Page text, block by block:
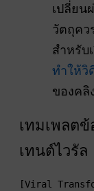
เปลี่ยน
วัตถุคว
สำหรับ
ทำให้วิ
ของคลิ
เทมเพลต
เทนต์ไวรัล
[Viral